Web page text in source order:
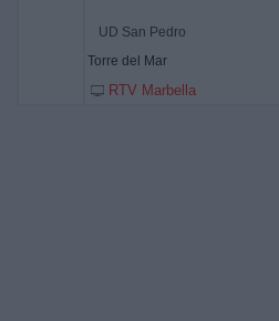
UD San Pedro
Torre del Mar
RTV Marbella